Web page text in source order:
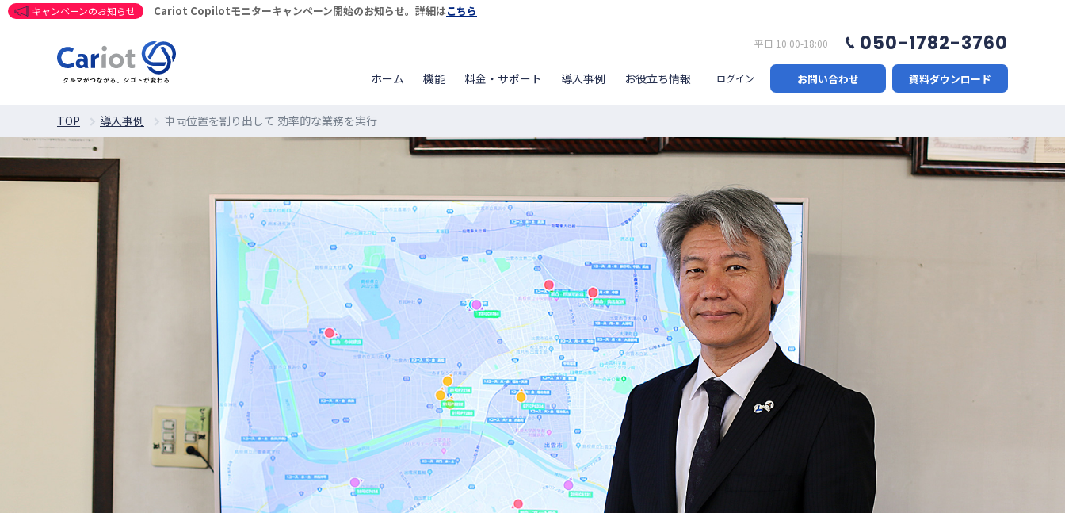
キャンペーンのお知らせ Cariot Copilotモニターキャンペーン開始のお知らせ。詳細はこちら
ホーム 機能 料金・サポート 導入事例 お役立ち情報
平日 10:00-18:00 050-1782-3760
ログイン お問い合わせ 資料ダウンロード
TOP 導入事例 車両位置を割り出して 効率的な業務を実行